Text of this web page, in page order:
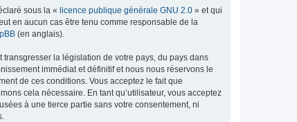
sous la « licence publique générale GNU 2.0 » et qui
en aucun cas être tenu comme responsable de la
(en anglais).
la législation de votre pays, du pays dans
immédiat et définitif et nous nous réservons le
de ces conditions. Vous acceptez le fait que
cela nécessaire. En tant qu’utilisateur, vous acceptez
à une tierce partie sans votre consentement, ni